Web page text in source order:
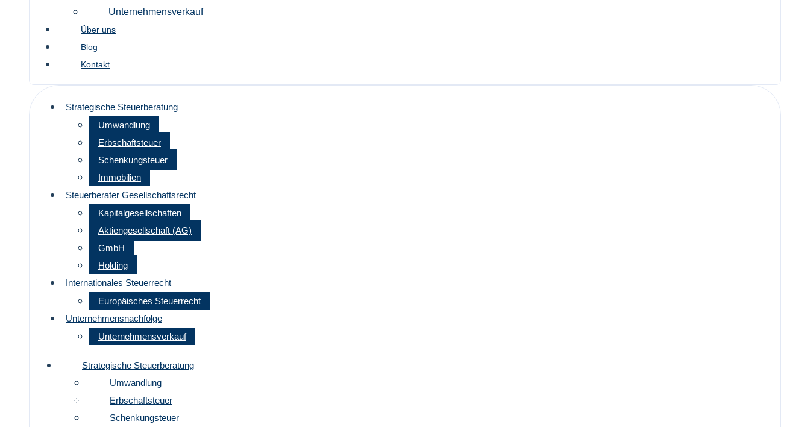
Unternehmensverkauf
Über uns
Blog
Kontakt
Strategische Steuerberatung
Umwandlung
Erbschaftsteuer
Schenkungsteuer
Immobilien
Steuerberater Gesellschaftsrecht
Kapitalgesellschaften
Aktiengesellschaft (AG)
GmbH
Holding
Internationales Steuerrecht
Europäisches Steuerrecht
Unternehmensnachfolge
Unternehmensverkauf
Strategische Steuerberatung
Umwandlung
Erbschaftsteuer
Schenkungsteuer